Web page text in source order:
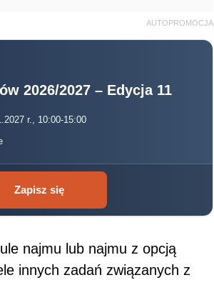
AUTOPROMOCJA
2026/2027 – Edycja 11
r., 10:00-15:00
Zapisz się
najmu lub najmu z opcją
innych zadań związanych z